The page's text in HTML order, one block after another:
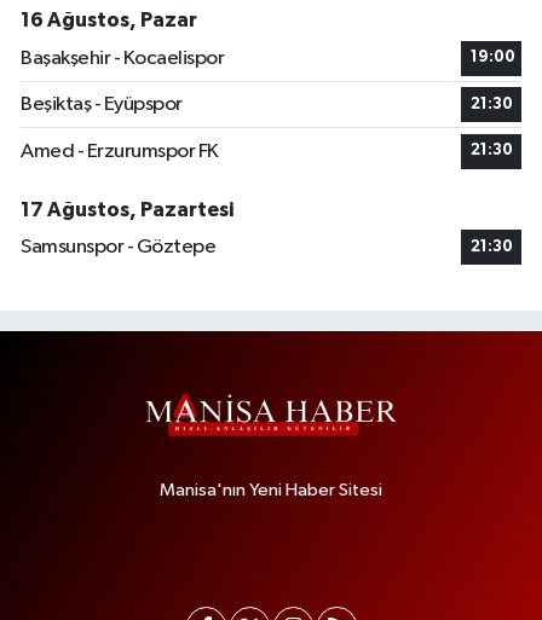
16 Ağustos, Pazar
Başakşehir - Kocaelispor
19:00
Beşiktaş - Eyüpspor 21:30
Amed - Erzurumspor FK 21:30
17 Ağustos, Pazartesi
Samsunspor - Göztepe
21:30
Manisa'nın Yeni Haber Sitesi